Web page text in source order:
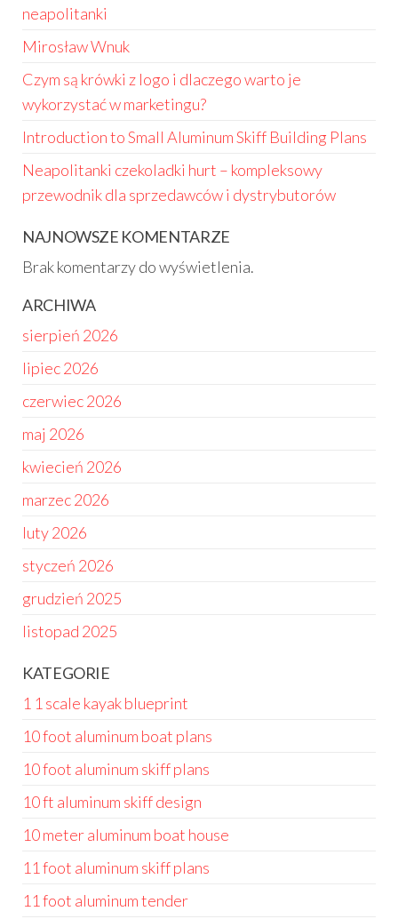
neapolitanki
Mirosław Wnuk
Czym są krówki z logo i dlaczego warto je
wykorzystać w marketingu?
Introduction to Small Aluminum Skiff Building Plans
Neapolitanki czekoladki hurt – kompleksowy
przewodnik dla sprzedawców i dystrybutorów
NAJNOWSZE KOMENTARZE
Brak komentarzy do wyświetlenia.
ARCHIWA
sierpień 2026
lipiec 2026
czerwiec 2026
maj 2026
kwiecień 2026
marzec 2026
luty 2026
styczeń 2026
grudzień 2025
listopad 2025
KATEGORIE
1 1 scale kayak blueprint
10 foot aluminum boat plans
10 foot aluminum skiff plans
10 ft aluminum skiff design
10 meter aluminum boat house
11 foot aluminum skiff plans
11 foot aluminum tender